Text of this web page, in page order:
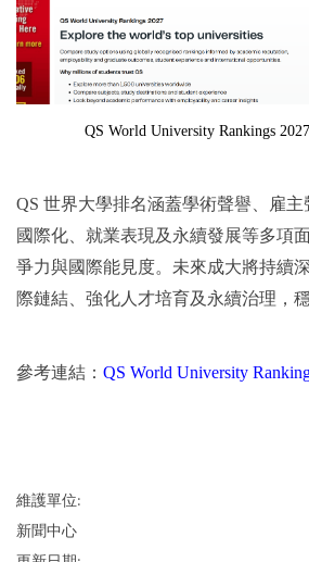
QS World University Rankings
QS 世界大學排名涵蓋學術聲譽、雇主
國際化、就業表現及永續發展等多項
爭力與國際能見度。未來成大將持續
際鏈結、強化人才培育及永續治理，
參考連結： QS World University
維護單位:
新聞中心